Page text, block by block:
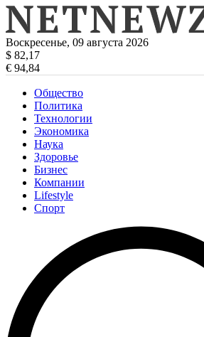
Воскресенье, 09 августа 2026
$ 82,17
€ 94,84
Общество
Политика
Технологии
Экономика
Наука
Здоровье
Бизнес
Компании
Lifestyle
Спорт